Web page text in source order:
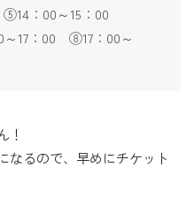
：00～15：00
17：00 ⑧17：00～
！
なるので、早めにチケット